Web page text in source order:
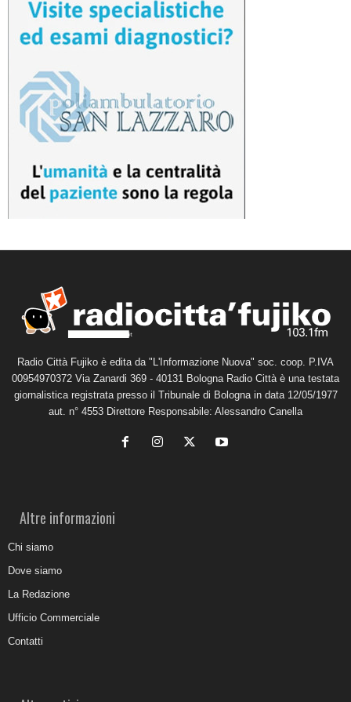
Radio Città Fujiko è edita da "L'Informazione Nuova" soc. coop. P.IVA
00954970372 Via Zanardi 369 - 40131 Bologna Radio Città è una testata
giornalistica registrata presso il Tribunale di Bologna in data 12/05/1977
aut. n° 4553 Direttore Responsabile: Alessandro Canella
Altre informazioni
Chi siamo
Dove siamo
La Redazione
Ufficio Commerciale
Contatti